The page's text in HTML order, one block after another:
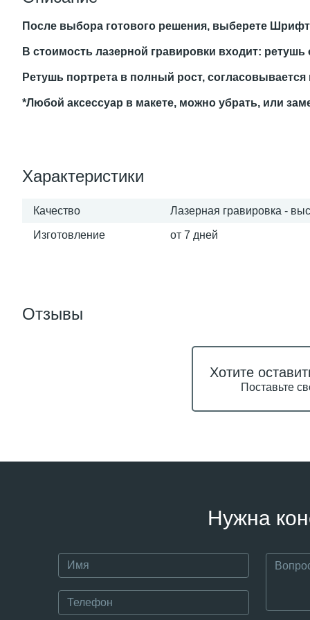
После выбора готового решения, выберете Шрифт,
В стоимость лазерной гравировки входит:
Ретушь портрета в полный рост,
*Любой аксессуар в макете, можно убрать, или
Характеристики
Качество Лазерная гравировка -
Изготовление от 7 дней
Отзывы
Хотите
Поставьте
Нужна